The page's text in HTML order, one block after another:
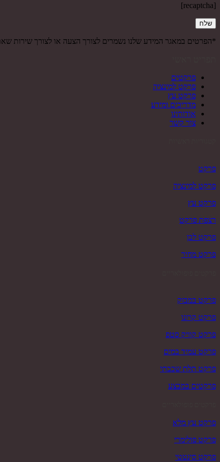
[recaptcha]
*הפרטים במאגר המידע שלנו נשמרים לצורך הצעה או לצורך שירות
פרקטים
פרקט למינציה
פרקט עץ
מדריכים ומידע
אודותינו
צור קשר
פרקט
פרקט למינציה
פרקט עץ
רצפת פרקט
פרקט לבן
פרקט מחיר
פרקט במבוק
פרקט קרונו
פרקט קוויק סטפ
פרקט עמיד במים
פרקט תלת שכבתי
פרקטים במבצע
פרקט עץ מלא
פרקט פולימרי
פרקט סינטטי